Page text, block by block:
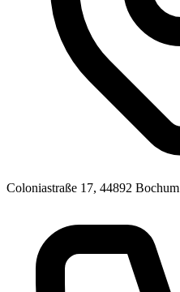
Coloniastraße 17, 44892 Bochum